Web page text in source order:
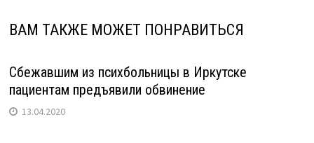
ВАМ ТАКЖЕ МОЖЕТ ПОНРАВИТЬСЯ
Сбежавшим из психбольницы в Иркутске
пациентам предъявили обвинение
13.04.2020